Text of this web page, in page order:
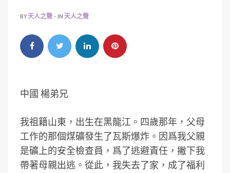
BY天人之聲 IN 天人之聲
中國 楊弟兄
我祖籍山東，出生在黑龍江。四歲那年，父母
工作的那個煤礦發生了瓦斯爆炸。因爲我父親
是礦上的安全檢查員，爲了逃避責任，撇下我
帶著母親出逃。從此，我失去了家，成了福利